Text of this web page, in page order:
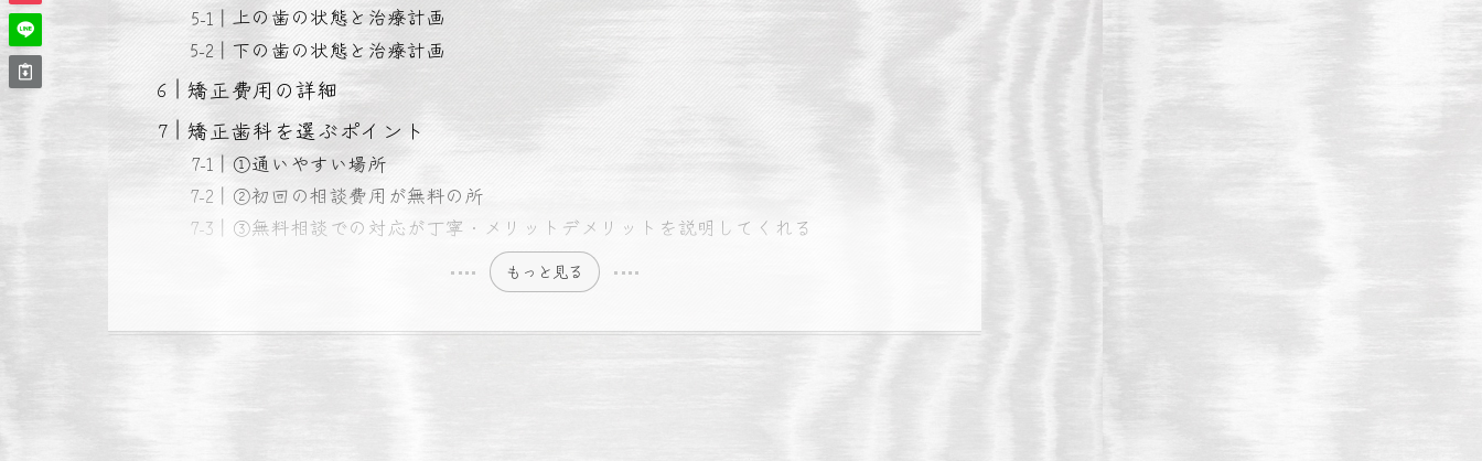
上の歯の状態と治療計画
下の歯の状態と治療計画
矯正費用の詳細
矯正歯科を選ぶポイント
①通いやすい場所
②初回の相談費用が無料の所
③無料相談での対応が丁寧・メリットデメリットを説明してくれる
もっと見る